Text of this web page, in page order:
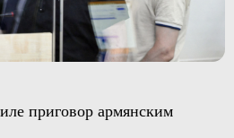
приговор армянским